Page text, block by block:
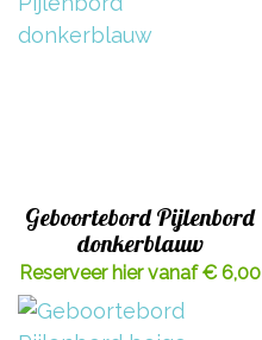
Geboortebord Pijlenbord
donkerblauw
Reserveer hier vanaf € 6,00